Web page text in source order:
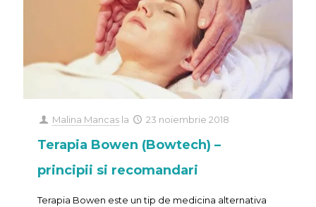
Malina Mancas la 23 noiembrie 2018
Terapia Bowen (Bowtech) –
principii si recomandari
Terapia Bowen este un tip de medicina alternativa